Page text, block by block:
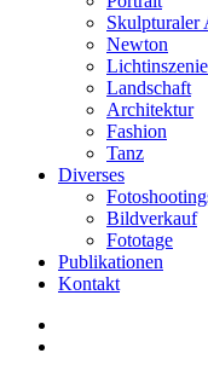
Skulpturaler
Newton
Landschaft
Architektur
Fashion
Tanz
Diverses
Bildverkauf
Fototage
Publikationen
Kontakt